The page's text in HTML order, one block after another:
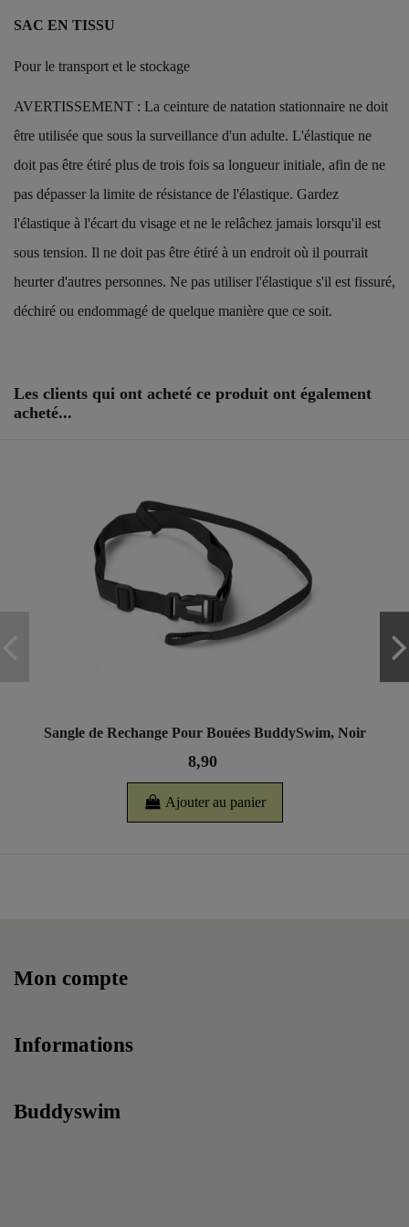
SAC EN TISSU
Pour le transport et le stockage
AVERTISSEMENT : La ceinture de natation stationnaire ne doit
être utilisée que sous la surveillance d'un adulte. L'élastique ne
doit pas être étiré plus de trois fois sa longueur initiale, afin de ne
pas dépasser la limite de résistance de l'élastique. Gardez
l'élastique à l'écart du visage et ne le relâchez jamais lorsqu'il est
sous tension. Il ne doit pas être étiré à un endroit où il pourrait
heurter d'autres personnes. Ne pas utiliser l'élastique s'il est fissuré,
déchiré ou endommagé de quelque manière que ce soit.
Les clients qui ont acheté ce produit ont également
acheté...
Sangle de Rechange Pour Bouées BuddySwim, Noir
8,90
Ajouter au panier
Mon compte
Informations
Buddyswim